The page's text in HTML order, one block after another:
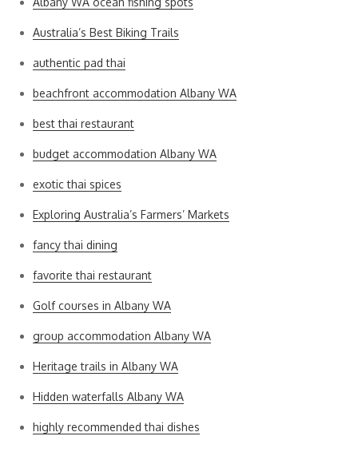
Australia’s Best Biking Trails
authentic pad thai
beachfront accommodation Albany WA
best thai restaurant
budget accommodation Albany WA
exotic thai spices
Exploring Australia’s Farmers’ Markets
fancy thai dining
favorite thai restaurant
Golf courses in Albany WA
group accommodation Albany WA
Heritage trails in Albany WA
Hidden waterfalls Albany WA
highly recommended thai dishes